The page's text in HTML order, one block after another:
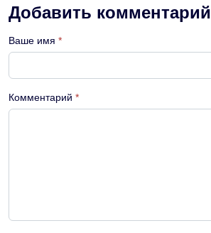
Добавить комментарий
Ваше имя *
Комментарий *